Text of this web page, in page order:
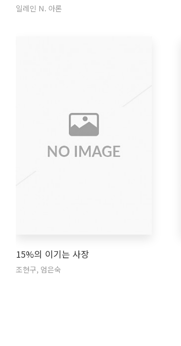
일레인 N. 아론
15%의 이기는 사장
조현구, 엄은숙